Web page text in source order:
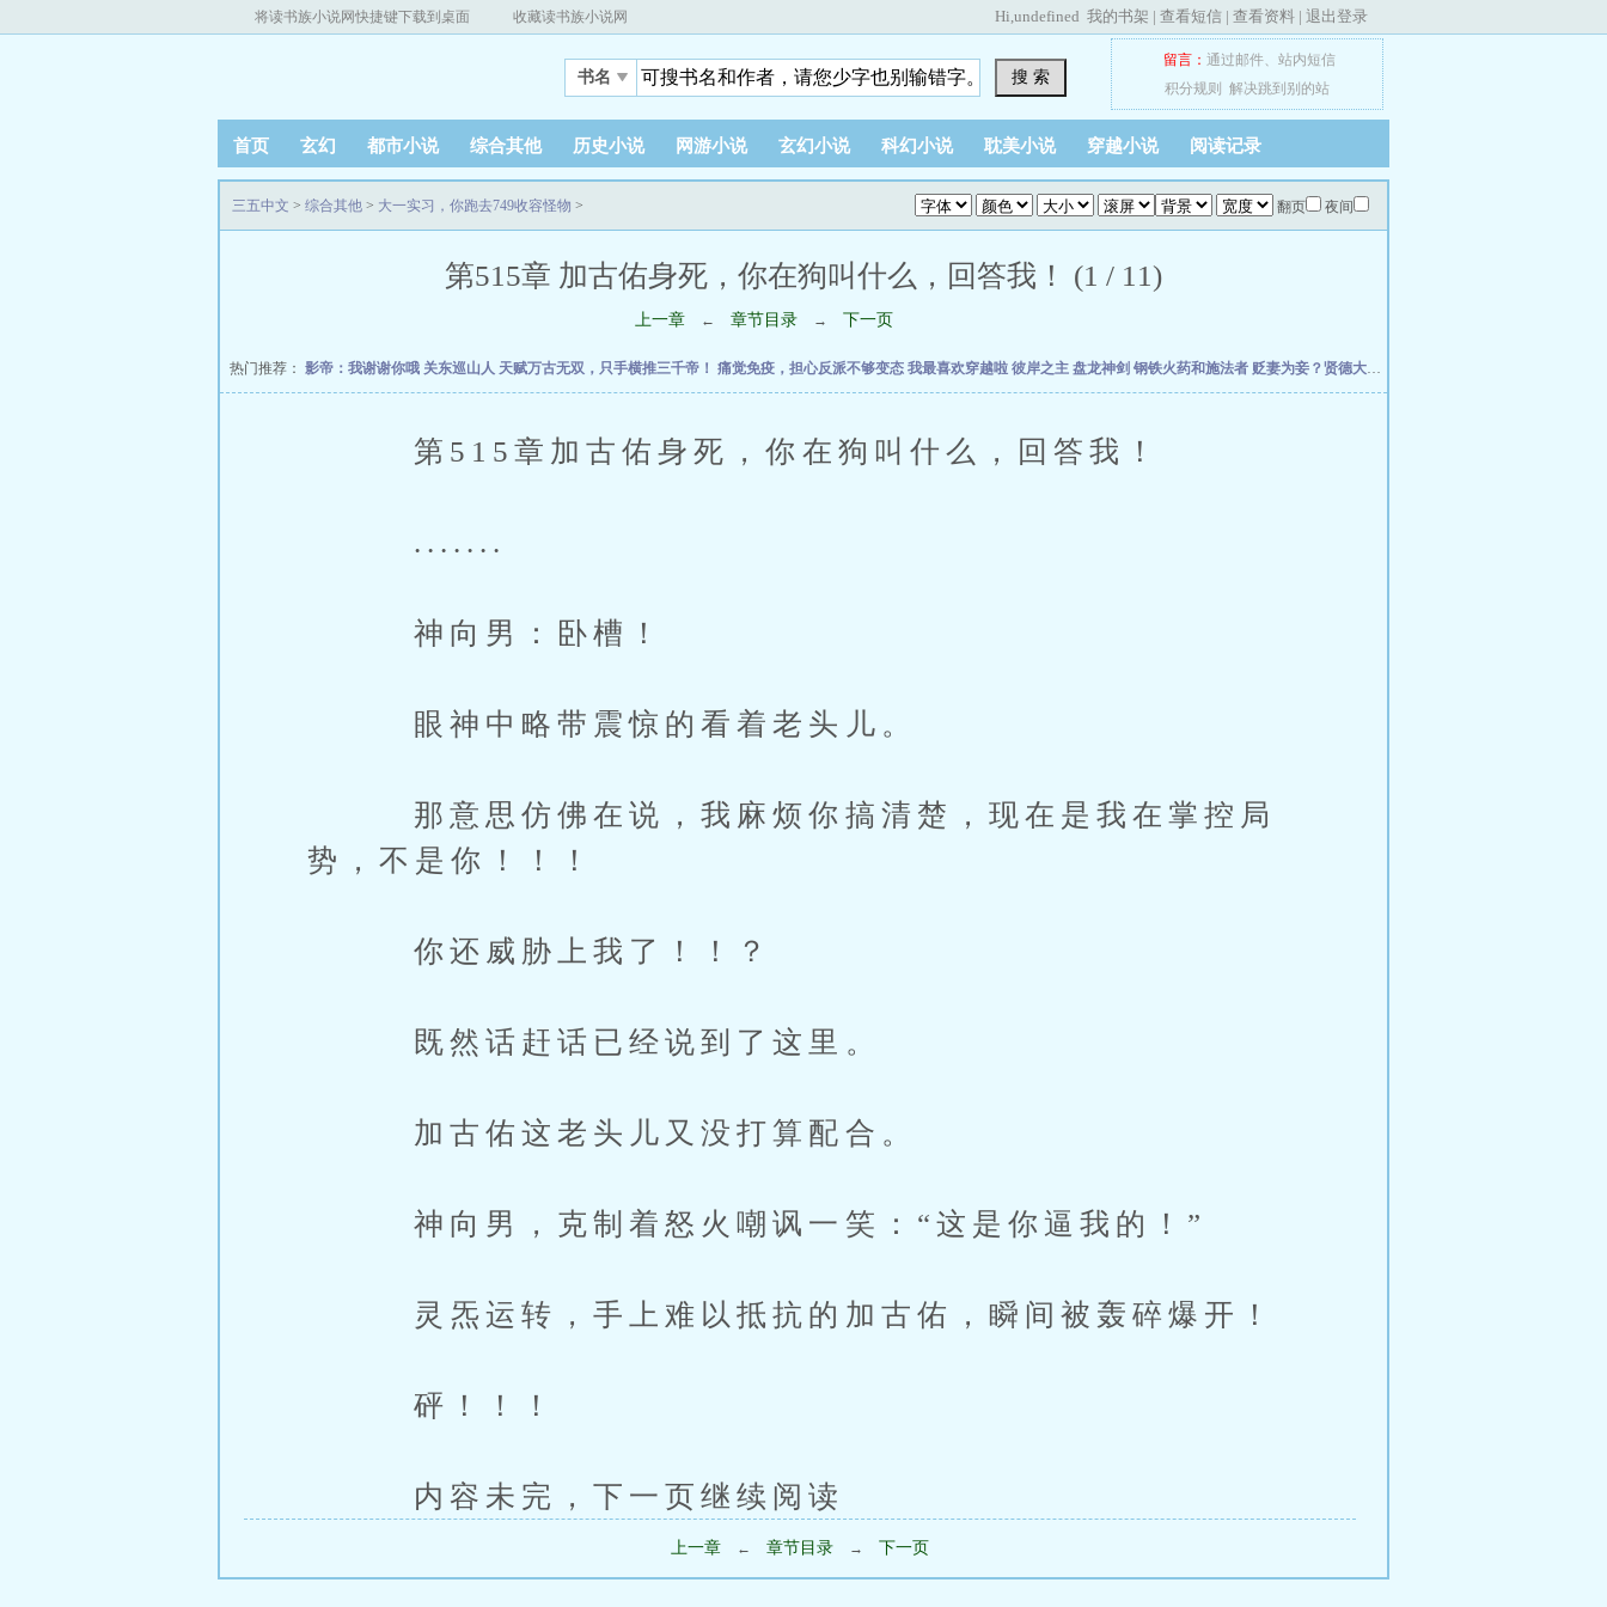
将读书族小说网快捷键下载到桌面 收藏读书族小说网 Hi,undefined 我的书架 | 查看短信 | 查看资料 | 退出登录
书名 搜 索
留言： 通过邮件、 站内短信
积分规则
解决跳到别的站
首页 玄幻 都市小说 综合其他 历史小说 网游小说 玄幻小说 科幻小说 耽美小说 穿越小说 阅读记录
翻页 夜间
三五中文 > 综合其他 > 大一实习，你跑去749收容怪物 >
第515章 加古佑身死，你在狗叫什么，回答我！ (1 / 11)
上一章 ← 章节目录 → 下一页
热门推荐： 影帝：我谢谢你哦 关东巡山人 天赋万古无双，只手横推三千帝！ 痛觉免疫，担心反派不够变态 我最喜欢穿越啦 彼岸之主 盘龙神剑 钢铁火药和施法者 贬妻为妾？贤德大妇她掀桌了
第515章加古佑身死，你在狗叫什么，回答我！
.......
神向男：卧槽！
眼神中略带震惊的看着老头儿。
那意思仿佛在说，我麻烦你搞清楚，现在是我在掌控局
势，不是你！！！
你还威胁上我了！！？
既然话赶话已经说到了这里。
加古佑这老头儿又没打算配合。
神向男，克制着怒火嘲讽一笑：“这是你逼我的！”
灵炁运转，手上难以抵抗的加古佑，瞬间被轰碎爆开！
砰！！！
内容未完，下一页继续阅读
上一章 ← 章节目录 → 下一页